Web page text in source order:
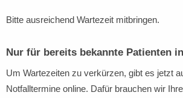
Bitte ausreichend Wartezeit mitbringen.
Nur für bereits bekannte Patienten
Um Wartezeiten zu verkürzen, gibt es jetzt
Notfalltermine online. Dafür brauchen wir